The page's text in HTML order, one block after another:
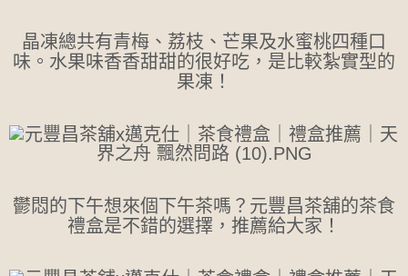
晶凍總共有青梅、荔枝、芒果及水蜜桃四種口
味。水果味香香甜甜的很好吃，是比較紮實型的
果凍！
鬱悶的下午想來個下午茶嗎？元豐昌茶舖的茶食
禮盒是不錯的選擇，推薦給大家！